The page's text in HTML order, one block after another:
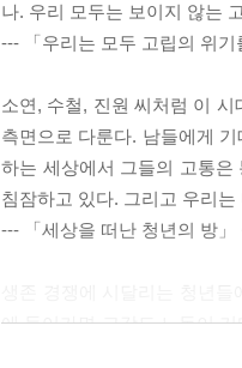
나. 우리 모두는 보이지 않는
--- 「우리는 모두 고립의 위
소연, 수철, 진원 씨처럼 이 시
측면으로 다룬다. 남들에게 기
하는 세상에서 그들의 고통은
침잠하고 있다. 그리고 우리
--- 「세상을 떠난 청년의 방」
에 들어가면 고강도 노동이